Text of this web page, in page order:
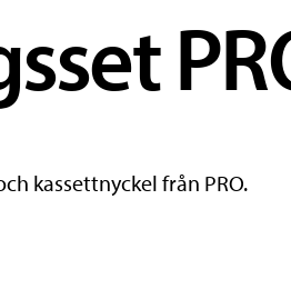
kassettnyckel från PRO.